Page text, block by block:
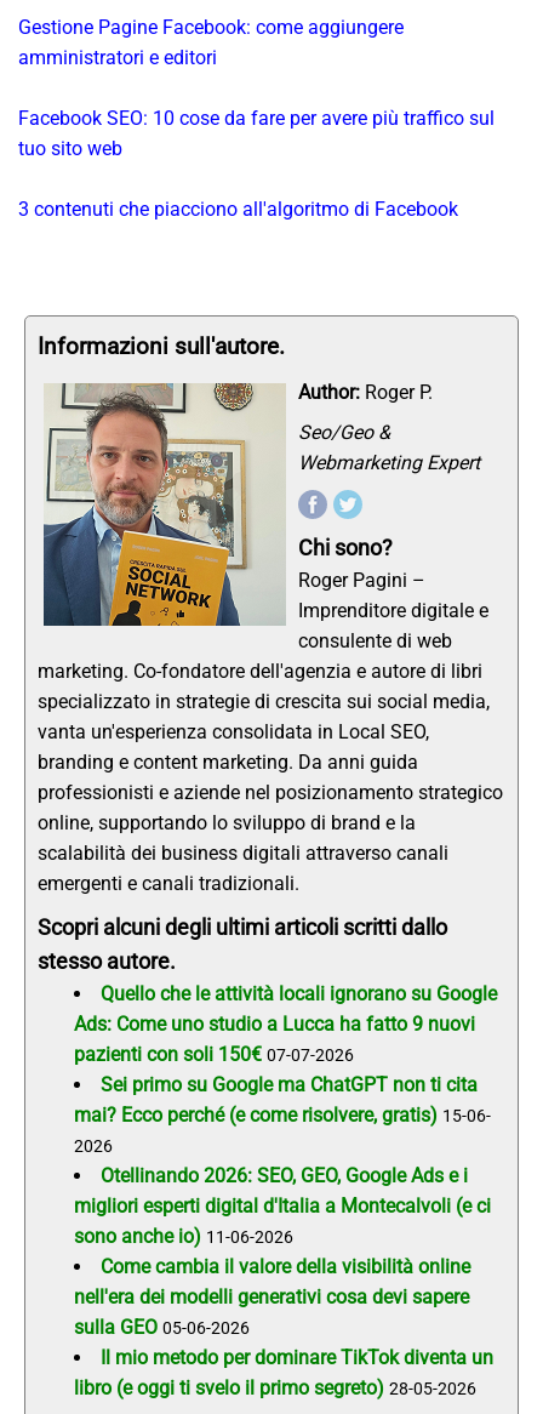
Gestione Pagine Facebook: come aggiungere
amministratori e editori
Facebook SEO: 10 cose da fare per avere più traffico sul
tuo sito web
3 contenuti che piacciono all'algoritmo di Facebook
Informazioni sull'autore.
Author: Roger P.
Seo/Geo &
Webmarketing Expert
Chi sono?
Roger Pagini –
Imprenditore digitale e
consulente di web
marketing. Co-fondatore dell'agenzia e autore di libri
specializzato in strategie di crescita sui social media,
vanta un'esperienza consolidata in Local SEO,
branding e content marketing. Da anni guida
professionisti e aziende nel posizionamento strategico
online, supportando lo sviluppo di brand e la
scalabilità dei business digitali attraverso canali
emergenti e canali tradizionali.
Scopri alcuni degli ultimi articoli scritti dallo
stesso autore.
Quello che le attività locali ignorano su Google
Ads: Come uno studio a Lucca ha fatto 9 nuovi
pazienti con soli 150€ 07-07-2026
Sei primo su Google ma ChatGPT non ti cita
mai? Ecco perché (e come risolvere, gratis) 15-06-
2026
Otellinando 2026: SEO, GEO, Google Ads e i
migliori esperti digital d'Italia a Montecalvoli (e ci
sono anche io) 11-06-2026
Come cambia il valore della visibilità online
nell'era dei modelli generativi cosa devi sapere
sulla GEO 05-06-2026
Il mio metodo per dominare TikTok diventa un
libro (e oggi ti svelo il primo segreto) 28-05-2026